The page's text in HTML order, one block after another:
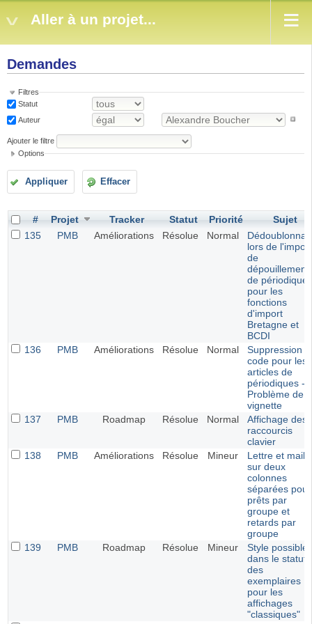
Aller à un projet...
Demandes
Filtres
Statut
Auteur
Ajouter le filtre
Options
Appliquer Effacer
# Projet Tracker Statut Priorité
Sujet
135
PMB Améliorations Résolue Normal
lors de l'import
de
de périodiques
pour les
fonctions
d'import
Bretagne et
BCDI
136
PMB Améliorations Résolue Normal
Suppression
code pour les
articles de
périodiques -
Problème de
vignette
137
PMB Roadmap Résolue Normal
Affichage des
raccourcis
clavier
138
PMB Améliorations Résolue Mineur
Lettre et mail
sur deux
colonnes
séparées pour
prêts par
groupe et
retards par
groupe
139
PMB Roadmap Résolue Mineur
Style possible
dans le statut
des
exemplaires
pour les
affichages
"classiques"